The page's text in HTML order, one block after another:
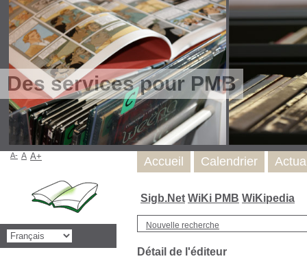
Des services pour PMB
Sigb.Net WiKi PMB WiKipedia
Nouvelle recherche
Détail de l'éditeur
Accueil Calendrier
A- A A+